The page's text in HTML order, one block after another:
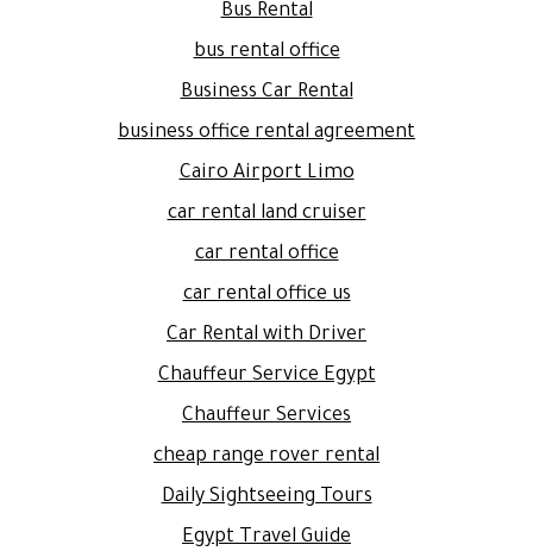
Bus Rental
bus rental office
Business Car Rental
business office rental agreement
Cairo Airport Limo
car rental land cruiser
car rental office
car rental office us
Car Rental with Driver
Chauffeur Service Egypt
Chauffeur Services
cheap range rover rental
Daily Sightseeing Tours
Egypt Travel Guide